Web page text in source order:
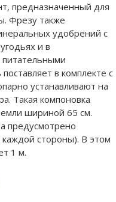
предназначенный для
Фрезу также
удобрений с
и в
в комплекте с
устанавливают на
Такая компоновка
шириной 65 см.
предусмотрено
стороны). В этом
1 м.